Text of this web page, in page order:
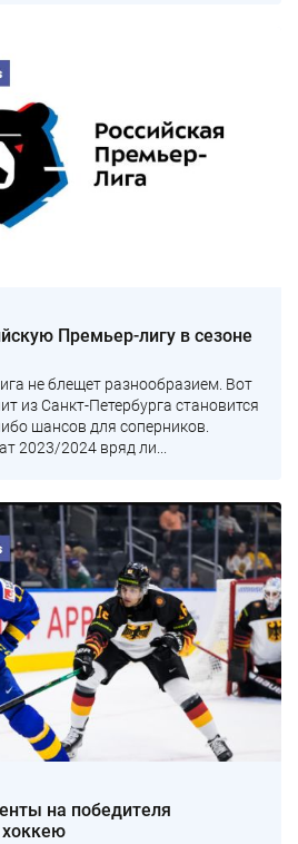
Премьер-лигу в сезоне
не блещет разнообразием. Вот
из Санкт-Петербурга становится
шансов для соперников.
2023/2024 вряд ли...
на победителя